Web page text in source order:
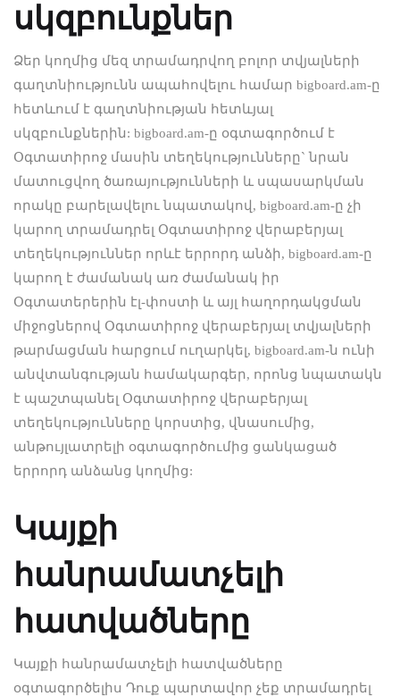
սկզբունքներ
Ձեր կողմից մեզ տրամադրվող բոլոր տվյալների
գաղտնիությունն ապահովելու համար bigboard.am-ը
հետևում է գաղտնիության հետևյալ
սկզբունքներին: bigboard.am-ը օգտագործում է
Օգտատիրոջ մասին տեղեկությունները` նրան
մատուցվող ծառայությունների և սպասարկման
որակը բարելավելու նպատակով, bigboard.am-ը չի
կարող տրամադրել Օգտատիրոջ վերաբերյալ
տեղեկություններ որևէ երրորդ անձի, bigboard.am-ը
կարող է ժամանակ առ ժամանակ իր
Օգտատերերին էլ-փոստի և այլ հաղորդակցման
միջոցներով Օգտատիրոջ վերաբերյալ տվյալների
թարմացման հարցում ուղարկել, bigboard.am-ն ունի
անվտանգության համակարգեր, որոնց նպատակն
է պաշտպանել Օգտատիրոջ վերաբերյալ
տեղեկությունները կորստից, վնասումից,
անթույլատրելի օգտագործումից ցանկացած
երրորդ անձանց կողմից:
Կայքի
հանրամատչելի
հատվածները
Կայքի հանրամատչելի հատվածները
օգտագործելիս Դուք պարտավոր չեք տրամադրել